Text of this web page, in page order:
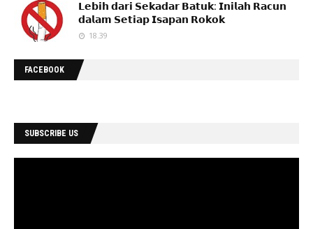
𝗟𝗲𝗯𝗶𝗵 𝗱𝗮𝗿𝗶 𝗦𝗲𝗸𝗮𝗱𝗮𝗿 𝗕𝗮𝘁𝘂𝗸: 𝗜𝗻𝗶𝗹𝗮𝗵 𝗥𝗮𝗰𝘂𝗻
𝗱𝗮𝗹𝗮𝗺 𝗦𝗲𝘁𝗶𝗮𝗽 𝗜𝘀𝗮𝗽𝗮𝗻 𝗥𝗼𝗸𝗼𝗸
18.39
FACEBOOK
SUBSCRIBE US